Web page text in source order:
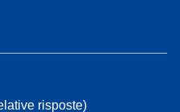
risposte)